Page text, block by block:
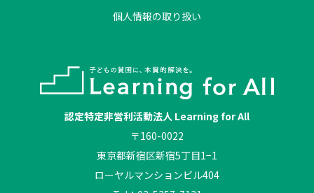
個人情報の取り扱い
認定特定非営利活動法人 Learning for All
〒160-0022
東京都新宿区新宿5丁目1−1
ローヤルマンションビル404